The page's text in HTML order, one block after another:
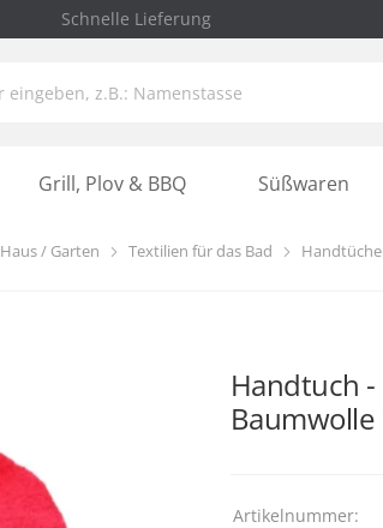
Schnelle Lieferung
Grill, Plov & BBQ Süßwaren
Haus / Garten Textilien für das Bad
Handtuch -
Baumwolle
Artikelnummer: